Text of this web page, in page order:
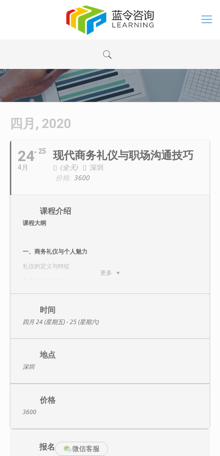
四月, 2020
24
4月
25 现代商务礼仪与职场沟通技巧
(全天)
深圳
价格: 3600
更多
课程介绍
课程大纲
一、商务礼仪与个人魅力
礼仪的定义与特征
商务礼仪的基本原则与要求
【情景模拟】三问剖析商务礼仪
二、职业形象塑造
【引导案例：总统竞选、非诚勿扰】形象到底是什么？
伤不起的第一印象 ——“三秒钟”印象的影响力
形象塑造的重要性
1）商务交往人士妆容要求
2）女士化妆与男士修面的具体要领
5）职场仪容禁忌
时间
四月 24 (星期五) - 25 (星期六)
地点
深圳
价格
3600
报名 微信客服